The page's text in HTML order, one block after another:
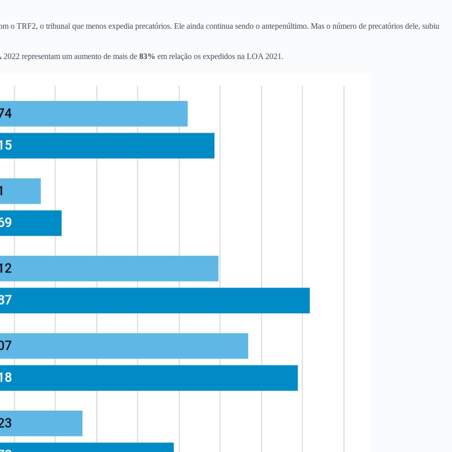
o TRF2, o tribunal que menos expedia precatórios. Ele ainda continua sendo o antepenúltimo. Mas o número de precatórios dele, subiu
representam um aumento de mais de 83% em relação os expedidos na LOA 2021.